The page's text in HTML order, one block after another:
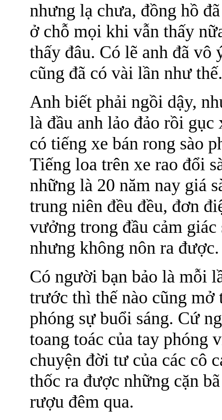
nhưng lạ chưa, đồng hồ
ở chỗ mọi khi vẫn thấy
thấy đâu. Có lẽ anh đã vô
cũng đã có vài lần như thế.
Anh biết phải ngồi dậy,
là đầu anh lảo đảo rồi
có tiếng xe bán rong sào
Tiếng loa trên xe rao đổi
những là 20 năm nay giá
trung niên đều đều, đơn
vưởng trong đầu cảm
nhưng không nôn ra được.
Có người bạn bảo là mỗi
trước thì thế nào cũng
phóng sự buổi sáng. Cứ
toang toác của tay phóng
chuyện đời tư của các cô
thốc ra được những cặn
rượu đêm qua.